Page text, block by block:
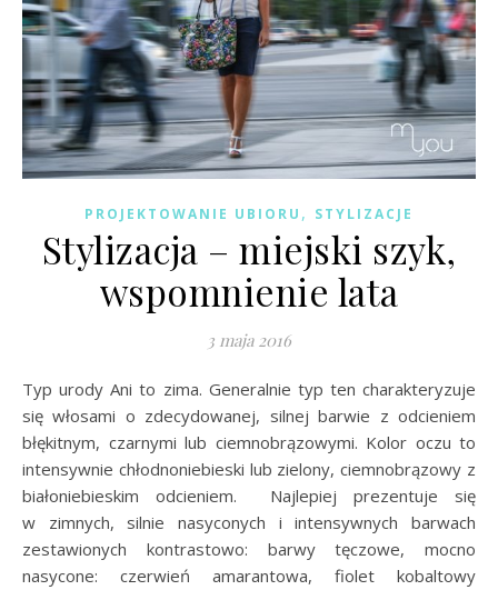
PROJEKTOWANIE UBIORU , STYLIZACJE
Stylizacja – miejski szyk,
wspomnienie lata
3 maja 2016
Typ urody Ani to zima. Generalnie typ ten charakteryzuje
się włosami o zdecydowanej, silnej barwie z odcieniem
błękitnym, czarnymi lub ciemnobrązowymi. Kolor oczu to
intensywnie chłodnoniebieski lub zielony, ciemnobrązowy z
białoniebieskim odcieniem. Najlepiej prezentuje się
w zimnych, silnie nasyconych i intensywnych barwach
zestawionych kontrastowo: barwy tęczowe, mocno
nasycone: czerwień amarantowa, fiolet kobaltowy